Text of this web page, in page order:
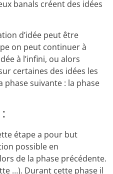
banals créent des idées
d’idée peut être
on peut continuer à
à l’infini, ou alors
certaines des idées les
phase suivante : la phase
étape a pour but
possible en
de la phase précédente.
…). Durant cette phase il